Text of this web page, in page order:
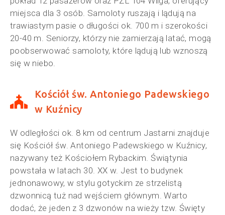
miejsca dla 3 osób. Samoloty ruszają i lądują na
trawiastym pasie o długości ok. 700 m i szerokości
20-40 m. Seniorzy, którzy nie zamierzają latać, mogą
poobserwować samoloty, które lądują lub wznoszą
się w niebo.
Kościół św. Antoniego Padewskiego
w Kuźnicy
W odległości ok. 8 km od centrum Jastarni znajduje
się Kościół św. Antoniego Padewskiego w Kuźnicy,
nazywany też Kościołem Rybackim. Świątynia
powstała w latach 30. XX w. Jest to budynek
jednonawowy, w stylu gotyckim ze strzelistą
dzwonnicą tuż nad wejściem głównym. Warto
dodać, że jeden z 3 dzwonów na wieży tzw. Święty